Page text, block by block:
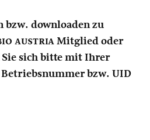
bzw. downloaden zu
austria Mitglied oder
sich bitte mit Ihrer
bzw. UID